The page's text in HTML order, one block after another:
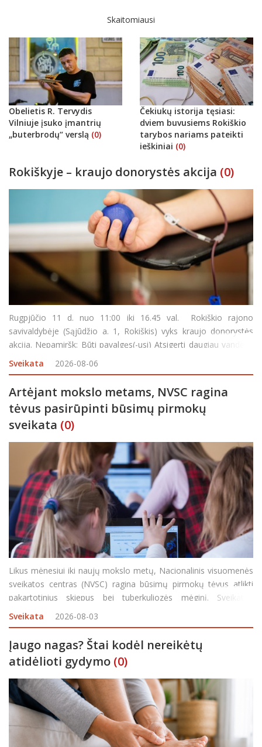
Skaitomiausi
Obelietis R. Tervydis
Vilniuje įsuko įmantrių
„buterbrodų“ verslą (0)
Čekiukų istorija tęsiasi:
dviem buvusiems Rokiškio
tarybos nariams pateikti
ieškiniai (0)
Rokiškyje – kraujo donorystės akcija (0)
Rugpjūčio 11 d. nuo 11:00 iki 16.45 val. Rokiškio rajono
savivaldybėje (Sąjūdžio a. 1, Rokiškis) vyks kraujo donorystės
akcija. Nepamiršk: Būti pavalgęs(-usi) Atsigerti daugiau vandens
Turėti asmens dokumentą Pietų pertrauka – 13:45–14
Sveikata 2026-08-06
Artėjant mokslo metams, NVSC ragina
tėvus pasirūpinti būsimų pirmokų
sveikata (0)
Likus mėnesiui iki naujų mokslo metų, Nacionalinis visuomenės
sveikatos centras (NVSC) ragina būsimų pirmokų tėvus atlikti
pakartotinius skiepus bei tuberkuliozės mėginį. Sveikatos
specialistai teigia, kad skiepai padeda apsaugoti vaikus nuo
pavojingų infekcinių ligų, kurių sukėlėjai uždarose patal
Sveikata 2026-08-03
Įaugo nagas? Štai kodėl nereikėtų
atidėlioti gydymo (0)